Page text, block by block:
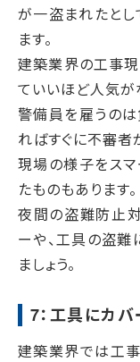
が一盗まれたと
ます。
建築業界の工事現
ていいほど人気が
警備員を雇うのは
ればすぐに不審者
現場の様子をス
たものもあります。
夜間の盗難防止
ーや、工具の盗
ましょう。
7：工具にカ
建築業界では工